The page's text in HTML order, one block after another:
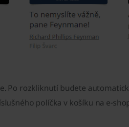
Po rozkliknutí budete
políčka v košíku na e-